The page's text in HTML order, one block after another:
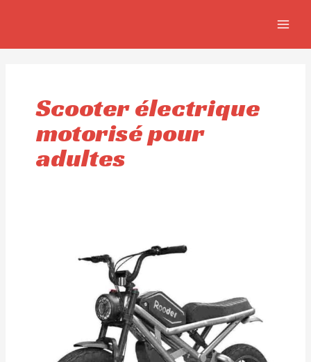
Scooter électrique
motorisé pour
adultes